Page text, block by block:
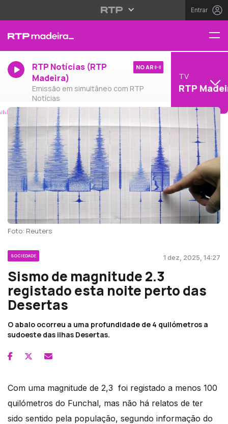
Entrar
RTP Notícias (RTP
Madeira)
Emissão em simultâneo com RTP
Notícias
NO AR
TV
RTP
Foto: Reuters
SOCIEDADE 1 dez, 2025, 14:27
Sismo de magnitude 2.3
registado esta noite perto das
Desertas
O abalo ocorreu a uma profundidade de 4 quilómetros a
sudoeste das ilhas Desertas.
Com uma magnitude de 2,3 foi registado a menos 100
quilómetros do Funchal, mas não há relatos de ter
sido sentido pela população, segundo informação do